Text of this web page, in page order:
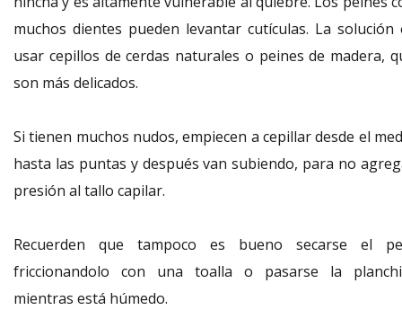
muchos dientes pueden levantar cutículas. La solución
usar cepillos de cerdas naturales o peines de madera,
son más delicados.
Si tienen muchos nudos, empiecen a cepillar desde el
hasta las puntas y después van subiendo, para no
presión al tallo capilar.
Recuerden que tampoco es bueno secarse el
friccionandolo con una toalla o pasarse la
mientras está húmedo.